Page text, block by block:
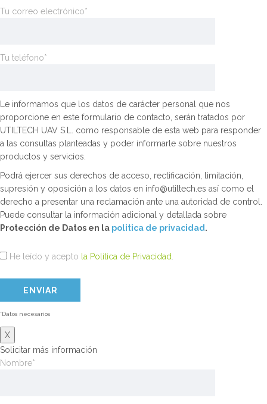
Tu correo electrónico*
Tu teléfono*
Le informamos que los datos de carácter personal que nos
proporcione en este formulario de contacto, serán tratados por
UTILTECH UAV S.L. como responsable de esta web para responder
a las consultas planteadas y poder informarle sobre nuestros
productos y servicios.
Podrá ejercer sus derechos de acceso, rectificación, limitación,
supresión y oposición a los datos en info@utiltech.es así como el
derecho a presentar una reclamación ante una autoridad de control.
Puede consultar la información adicional y detallada sobre
Protección de Datos en la politica de privacidad .
He leído y acepto la Política de Privacidad
*Datos necesarios
X
Solicitar más información
Nombre*